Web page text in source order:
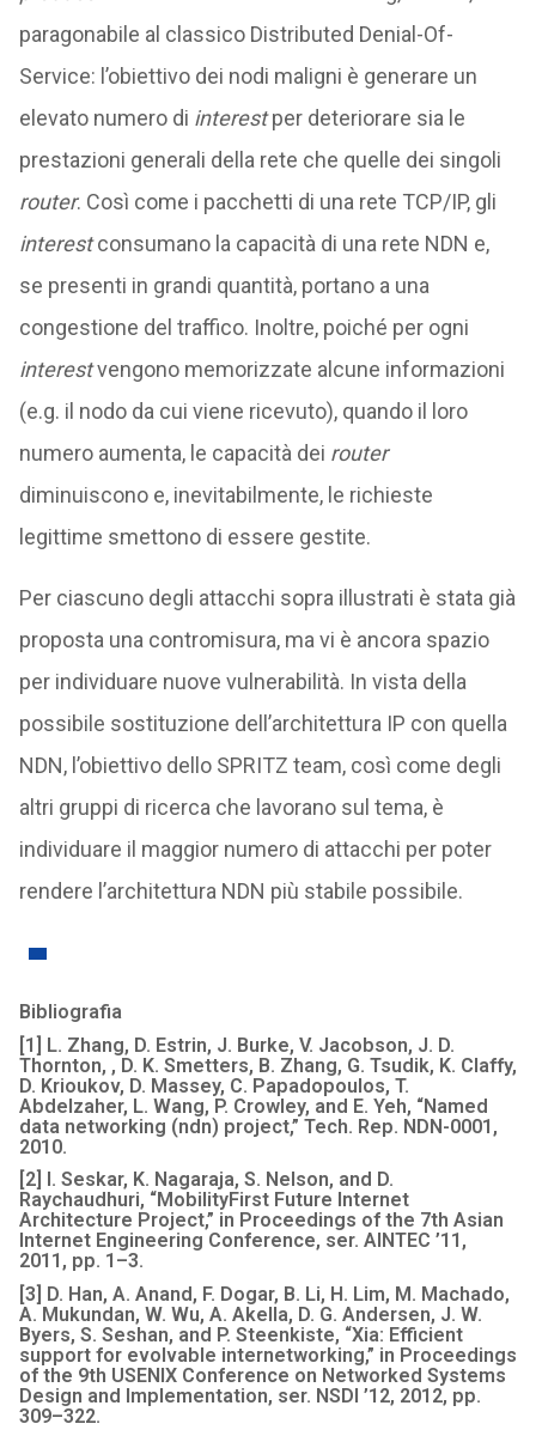
paragonabile al classico Distributed Denial-Of-
Service: l’obiettivo dei nodi maligni è generare un
elevato numero di interestper deteriorare sia le
prestazioni generali della rete che quelle dei singoli
router. Così come i pacchetti di una rete TCP/IP, gli
interestconsumano la capacità di una rete NDN e,
se presenti in grandi quantità, portano a una
congestione del traffico. Inoltre, poiché per ogni
interestvengono memorizzate alcune informazioni
(e.g. il nodo da cui viene ricevuto), quando il loro
numero aumenta, le capacità dei router
diminuiscono e, inevitabilmente, le richieste
legittime smettono di essere gestite.
Per ciascuno degli attacchi sopra illustrati è stata già
proposta una contromisura, ma vi è ancora spazio
per individuare nuove vulnerabilità. In vista della
possibile sostituzione dell’architettura IP con quella
NDN, l’obiettivo dello SPRITZ team, così come degli
altri gruppi di ricerca che lavorano sul tema, è
individuare il maggior numero di attacchi per poter
rendere l’architettura NDN più stabile possibile.
Bibliografia­
[1] L. Zhang, D. Estrin, J. Burke, V. Jacobson, J. D.
Thornton, , D. K. Smetters, B. Zhang, G. Tsudik, K. Claffy,
D. Krioukov, D. Massey, C. Papadopoulos, T.
Abdelzaher, L. Wang, P. Crowley, and E. Yeh, “Named
data networking (ndn) project,” Tech. Rep. NDN-0001,
2010.
[2] I. Seskar, K. Nagaraja, S. Nelson, and D.
Raychaudhuri, “MobilityFirst Future Internet
Architecture Project,” in Proceedings of the 7th Asian
Internet Engineering Conference, ser. AINTEC ’11,
2011, pp. 1–3.
[3] D. Han, A. Anand, F. Dogar, B. Li, H. Lim, M. Machado,
A. Mukundan, W. Wu, A. Akella, D. G. Andersen, J. W.
Byers, S. Seshan, and P. Steenkiste, “Xia: Efficient
support for evolvable internetworking,” in Proceedings
of the 9th USENIX Conference on Networked Systems
Design and Implementation, ser. NSDI ’12, 2012, pp.
309–322.